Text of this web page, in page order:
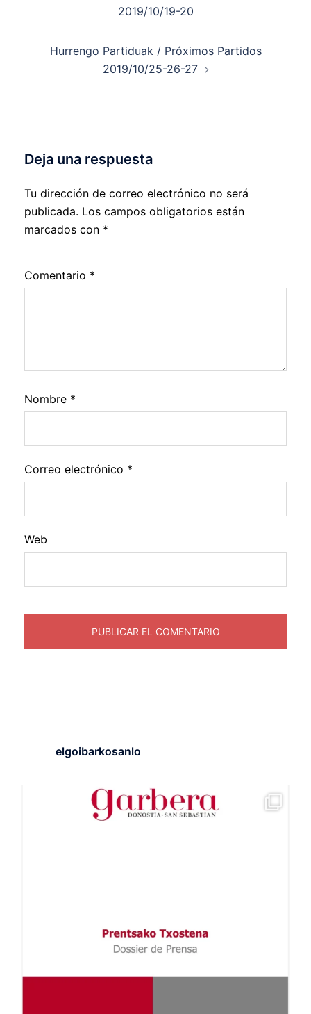
2019/10/19-20
Hurrengo Partiduak / Próximos Partidos
2019/10/25-26-27
Deja una respuesta
Tu dirección de correo electrónico no será
publicada. Los campos obligatorios están
marcados con *
Comentario *
Nombre *
Correo electrónico *
Web
elgoibarkosanlo